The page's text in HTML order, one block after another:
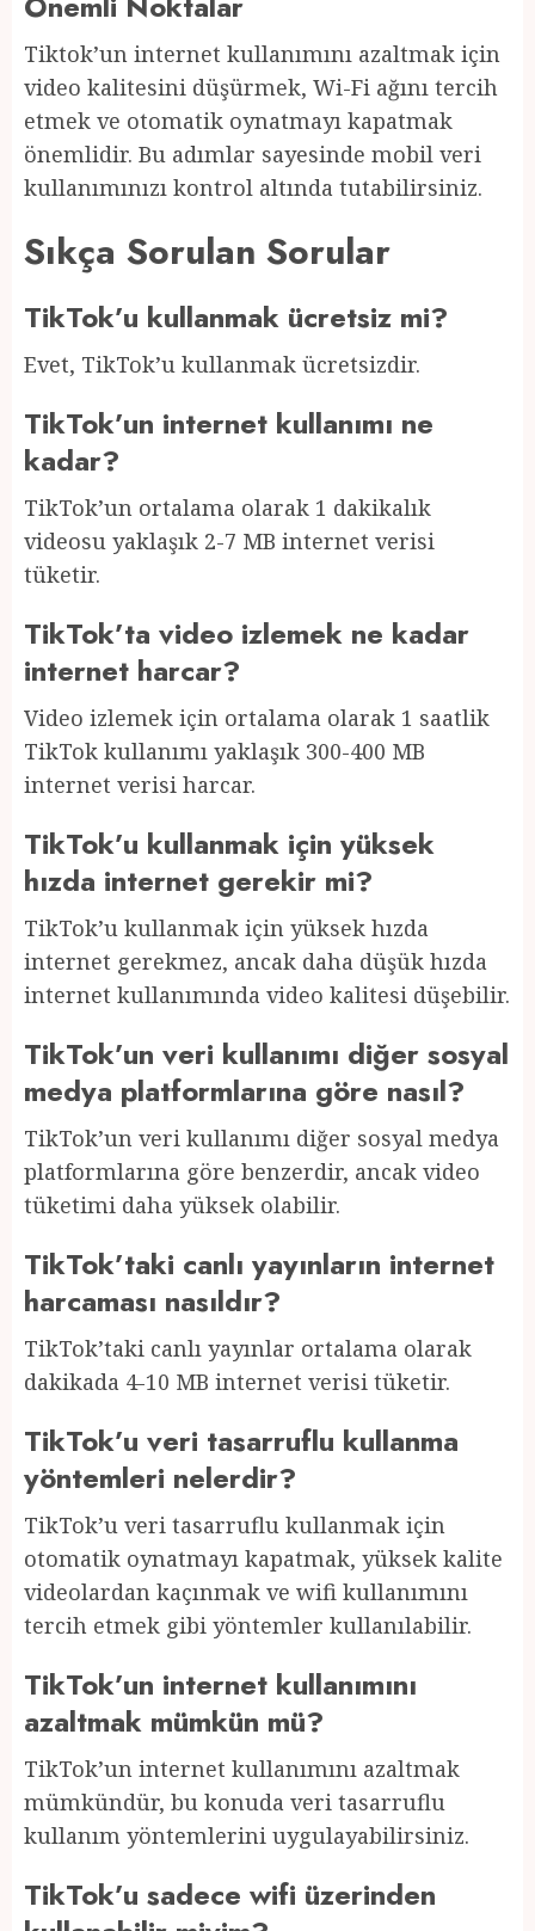
Tiktok’un internet kullanımını azaltmak için
video kalitesini düşürmek, Wi-Fi ağını tercih
etmek ve otomatik oynatmayı kapatmak
önemlidir. Bu adımlar sayesinde mobil veri
kullanımınızı kontrol altında tutabilirsiniz.
Sıkça Sorulan Sorular
TikTok’u kullanmak ücretsiz mi?
Evet, TikTok’u kullanmak ücretsizdir.
TikTok’un internet kullanımı ne
kadar?
TikTok’un ortalama olarak 1 dakikalık
videosu yaklaşık 2-7 MB internet verisi
tüketir.
TikTok’ta video izlemek ne kadar
internet harcar?
Video izlemek için ortalama olarak 1 saatlik
TikTok kullanımı yaklaşık 300-400 MB
internet verisi harcar.
TikTok’u kullanmak için yüksek
hızda internet gerekir mi?
TikTok’u kullanmak için yüksek hızda
internet gerekmez, ancak daha düşük hızda
internet kullanımında video kalitesi düşebilir.
TikTok’un veri kullanımı diğer sosyal
medya platformlarına göre nasıl?
TikTok’un veri kullanımı diğer sosyal medya
platformlarına göre benzerdir, ancak video
tüketimi daha yüksek olabilir.
TikTok’taki canlı yayınların internet
harcaması nasıldır?
TikTok’taki canlı yayınlar ortalama olarak
dakikada 4-10 MB internet verisi tüketir.
TikTok’u veri tasarruflu kullanma
yöntemleri nelerdir?
TikTok’u veri tasarruflu kullanmak için
otomatik oynatmayı kapatmak, yüksek kalite
videolardan kaçınmak ve wifi kullanımını
tercih etmek gibi yöntemler kullanılabilir.
TikTok’un internet kullanımını
azaltmak mümkün mü?
TikTok’un internet kullanımını azaltmak
mümkündür, bu konuda veri tasarruflu
kullanım yöntemlerini uygulayabilirsiniz.
TikTok’u sadece wifi üzerinden